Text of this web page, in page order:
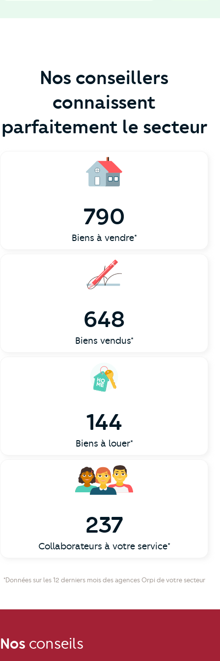
Nos conseillers
connaissent
parfaitement le secteur
790
Biens à vendre*
648
Biens vendus*
144
Biens à louer*
237
Collaborateurs à votre service*
*Données sur les 12 derniers mois des agences Orpi de votre secteur
Nos conseils